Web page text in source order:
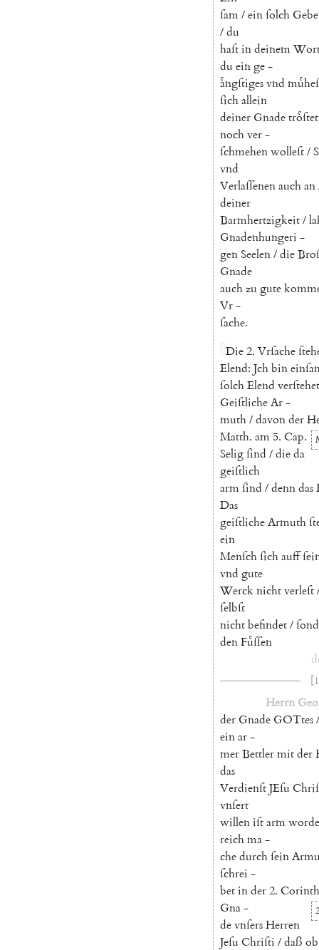
ſam/einſolch
/du
haſtindeinem
du einge-
aͤngſtigesvnd
ſichallein
deiner Gnadetroͤſtet
nochver-
ſchmehenwolleſt/
vnd
Verlaſſenenauchan
deiner
Barmhertzigkeit/
Gnadenhungeri -
genSeelen/die
Gnade
auchzu gute
Vr-
ſache.
Die2. Vrſache
Elend: Jchbin
ſolchElend verſtehet
GeiſtlicheAr-
muth/davonder
Matth. am 5. Cap.
Seligſind /dieda
geiſtlich
armſind /denndas
Das
geiſtlicheArmuth
ein
Menſchſichauff
vnd gute
Wercknichtverleſt
ſelbſt
nichtbefindet/
denFuͤſſen
Herrn
der Gnade GOTtes/
einar-
merBettlermitder
das
VerdienſtJEſu
vnſert
willeniſtarm
reichma-
chedurchſein
ſchrei -
betinder2. Corinth
Gna-
devnſersHerren
Jeſu Chriſti /daß ob